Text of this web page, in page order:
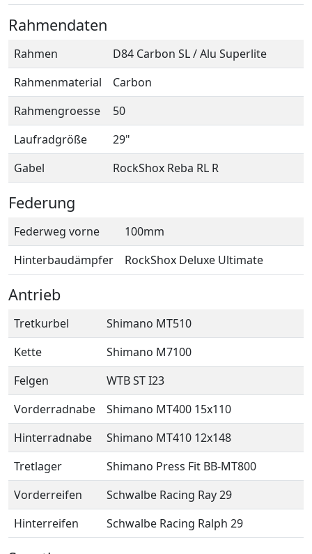
Rahmendaten
Rahmen
D84 Carbon SL / Alu Superlite
Rahmenmaterial
Carbon
Rahmengroesse
50
Laufradgröße
29"
Gabel
RockShox Reba RL R
Federung
Federweg vorne
100mm
Hinterbaudämpfer
RockShox Deluxe Ultimate
Antrieb
Tretkurbel
Shimano MT510
Kette
Shimano M7100
Felgen
WTB ST I23
Vorderradnabe
Shimano MT400 15x110
Hinterradnabe
Shimano MT410 12x148
Tretlager
Shimano Press Fit BB-MT800
Vorderreifen
Schwalbe Racing Ray 29
Hinterreifen
Schwalbe Racing Ralph 29